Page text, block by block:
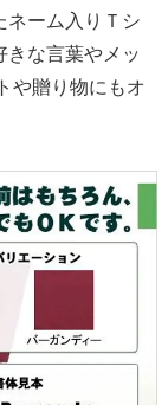
ネーム入りＴシ
きな言葉やメッ
や贈り物にもオ